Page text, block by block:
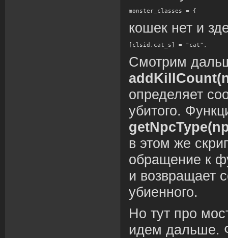
monster_classes = {
кошек нет и
[clsid.cat_s] = "cat",
Смотрим
определяет
убитого.
в этом же
обращение к
и возвращает
убиенного.
Но тут про
идем дальше.